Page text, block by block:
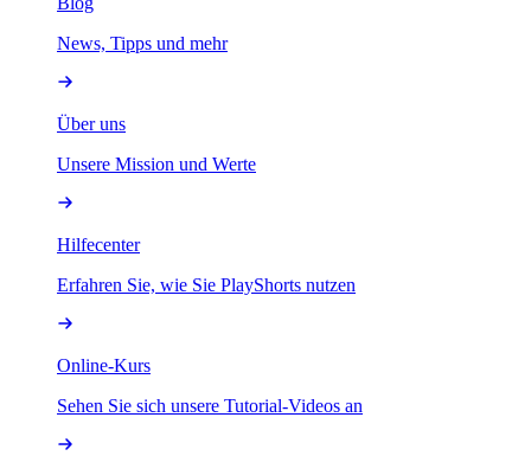
News, Tipps und mehr
Über uns
Unsere Mission und Werte
Hilfecenter
Erfahren Sie, wie Sie PlayShorts nutzen
Online-Kurs
Sehen Sie sich unsere Tutorial-Videos an